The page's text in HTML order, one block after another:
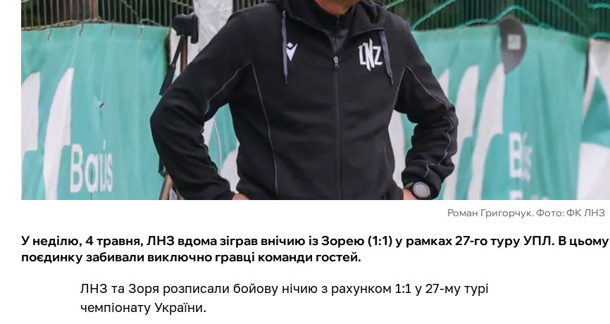
Роман Григорчук. Фото: ФК ЛНЗ
У неділю, 4 травня, ЛНЗ вдома зіграв внічию із Зорею (1:1) у рамках 27-го туру УПЛ. В цьому
поєдинку забивали виключно гравці команди гостей.
ЛНЗ та Зоря розписали бойову нічию з рахунком 1:1 у 27-му турі
чемпіонату України.